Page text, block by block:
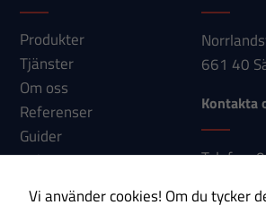
Produkter
Tjänster
Om oss
Referenser
Guider
Nyheter
Kontakt
661 40
Kontakta
Telefon:
Vi använder cookies! Om du tycker